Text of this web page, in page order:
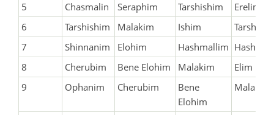
5
Chasmalin Seraphim Tarshishim
Erelim
6
Tarshishim Malakim Ishim
7
Shinnanim Elohim Hashmallim
8
Cherubim Bene Elohim Malakim
Elim
9
Ophanim Cherubim
Bene
Elohim
Malakim